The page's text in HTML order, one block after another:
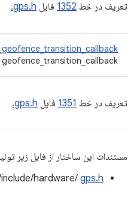
تعریف در خط 1352 فایل gps.h.
geofence_transition_callback
تعریف در خط 1351 فایل gps.h.
مستندات این ساختار از فایل زیر
hardware/ gps.h